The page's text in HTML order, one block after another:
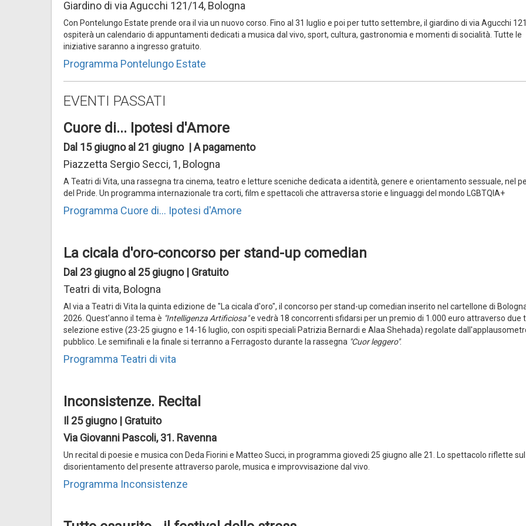
Giardino di via Agucchi 121/14, Bologna
Con Pontelungo Estate prende ora il via un nuovo corso. Fino al 31 luglio e poi per tutto settembre, il giardino di via Agucchi
ospiterà un calendario di appuntamenti dedicati a musica dal vivo, sport, cultura, gastronomia e momenti di socialità. Tutte le
iniziative saranno a ingresso gratuito.
Programma Pontelungo Estate
EVENTI PASSATI
Cuore di... Ipotesi d'Amore
Dal 15 giugno al 21 giugno | A pagamento
Piazzetta Sergio Secci, 1, Bologna
A Teatri di Vita, una rassegna tra cinema, teatro e letture sceniche dedicata a identità, genere e orientamento sessuale, nel
del Pride. Un programma internazionale tra corti, film e spettacoli che attraversa storie e linguaggi del mondo LGBTQIA+
Programma Cuore di... Ipotesi d'Amore
La cicala d'oro-concorso per stand-up comedian
Dal 23 giugno al 25 giugno | Gratuito
Teatri di vita, Bologna
Al via a Teatri di Vita la quinta edizione de "La cicala d'oro", il concorso per stand-up comedian inserito nel cartellone di
2026. Quest'anno il tema è "Intelligenza Artificiosa"e vedrà 18 concorrenti sfidarsi per un premio di 1.000 euro attraverso due
selezione estive (23-25 giugno e 14-16 luglio, con ospiti speciali Patrizia Bernardi e Alaa Shehada) regolate
pubblico. Le semifinali e la finale si terranno a Ferragosto durante la rassegna "Cuor leggero".
Programma Teatri di vita
Inconsistenze. Recital
Il 25 giugno | Gratuito
Via Giovanni Pascoli, 31. Ravenna
Un recital di poesie e musica con Deda Fiorini e Matteo Succi, in programma giovedi 25 giugno alle 21. Lo spettacolo riflette sul
disorientamento del presente attraverso parole, musica e improvvisazione dal vivo.
Programma Inconsistenze